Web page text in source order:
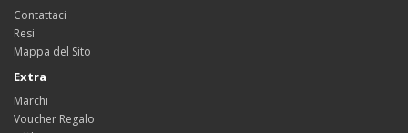
Contattaci
Resi
Mappa del Sito
Extra
Marchi
Voucher Regalo